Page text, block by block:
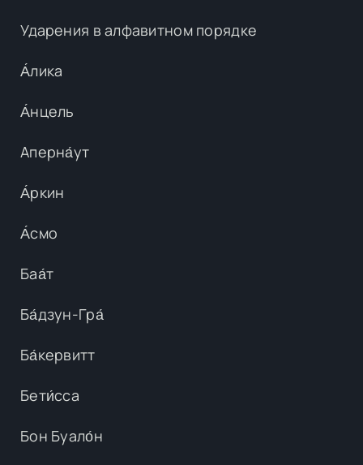
Ударения в алфавитном порядке
А́лика
А́нцель
Аперна́ут
А́ркин
А́смо
Баа́т
Ба́дзун-Гра́
Ба́кервитт
Бети́сса
Бон Буало́н